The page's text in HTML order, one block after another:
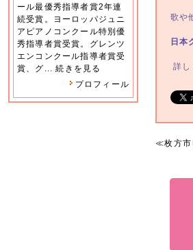
ール最優秀指導者賞2年連
続受賞。ヨーロッパジュニ
アピアノコンクール特別優
秀指導者賞受賞。グレンツ
エンコンクール指導者賞受
賞、グ...続きを見る
プロフィール
歌や
日本
詳し
≪枚方